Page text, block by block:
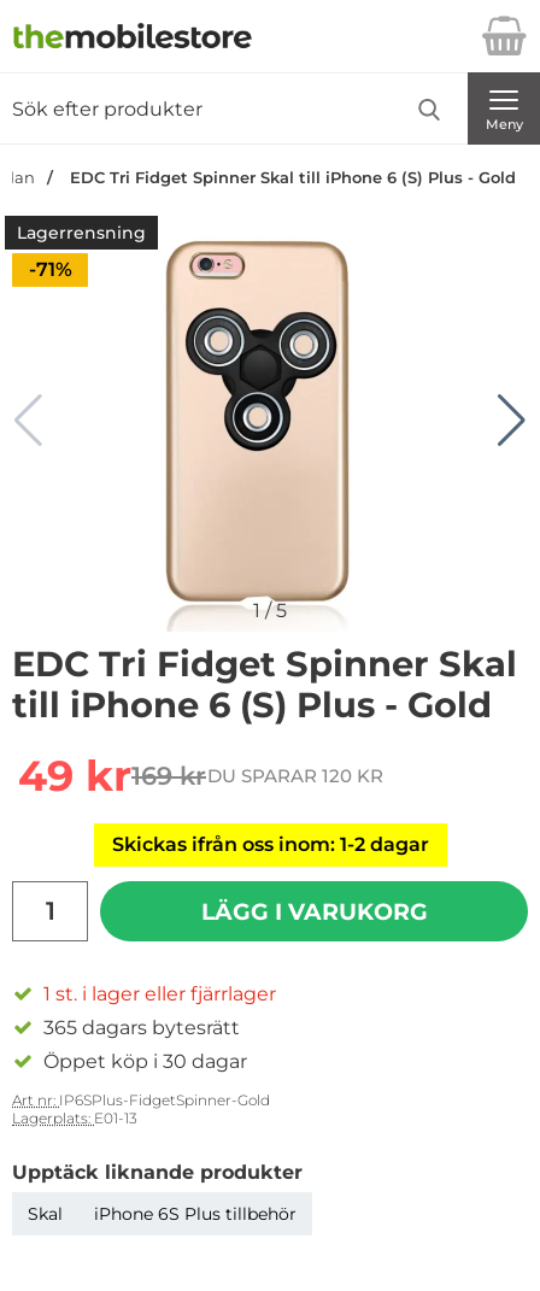
Startsidan för Danira Telecom AB
Meny
EDC Tri Fidget Spinner Skal till iPhone 6 (S) Plus - Gold
Lagerrensning
Priset är nedsatt med
-71%
1/5
EDC Tri Fidget Spinner Skal
till iPhone 6 (S) Plus - Gold
rea pris
49 krtidigare pris
169 krDU SPARAR 120 KR
Skickas ifrån oss inom: 1-2 dagar
LÄGG I VARUKORG
1 st. i lager eller fjärrlager
365 dagars bytesrätt
Öppet köp i 30 dagar
Art nr: IP6SPlus-FidgetSpinner-Gold
Lagerplats: E01-13
Upptäck liknande produkter
Skal iPhone 6S Plus tillbehör